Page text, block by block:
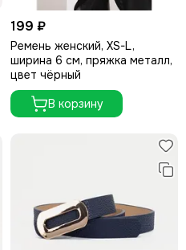
199 ₽
Ремень женский, XS-L,
ширина 6 см, пряжка металл,
цвет чёрный
В корзину